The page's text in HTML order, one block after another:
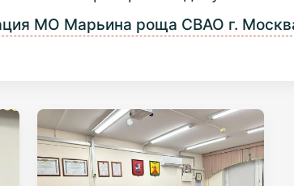
МО Марьина роща СВАО г.